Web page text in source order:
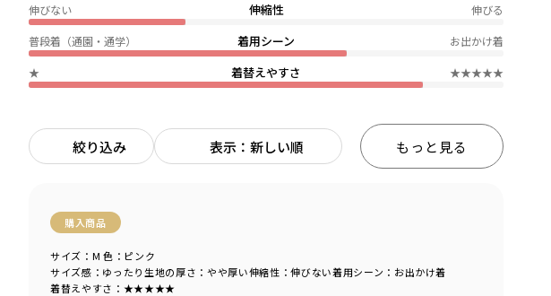
伸縮性
伸びない 伸びる
着用シーン
普段着（通園・通学） お出かけ着
着替えやすさ
★ ★★★★★
絞り込み 表示：新しい順 もっと見る
購入商品
サイズ感 ：ゆったり 生地の厚さ ：やや厚い伸縮性 ：伸びない着用シーン ：お出かけ着
着替えやすさ ：★★★★★
サイズ：M 色：ピンク